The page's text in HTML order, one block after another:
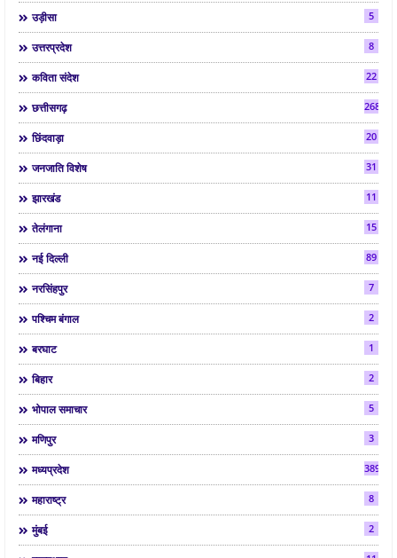
उड़ीसा 5
उत्तरप्रदेश 8
कविता संदेश 22
छत्तीसगढ़ 268
छिंदवाड़ा 20
जनजाति विशेष 31
झारखंड 11
तेलंगाना 15
नई दिल्ली 89
नरसिंहपुर 7
पश्चिम बंगाल 2
बरघाट 1
बिहार 2
भोपाल समाचार 5
मणिपुर 3
मध्यप्रदेश 3892
महाराष्ट्र 8
मुंबई 2